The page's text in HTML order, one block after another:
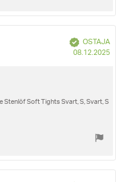
Vahvistettu
OSTAJA
08.12.2025
Stenlöf Soft Tights Svart, S, Svart, S